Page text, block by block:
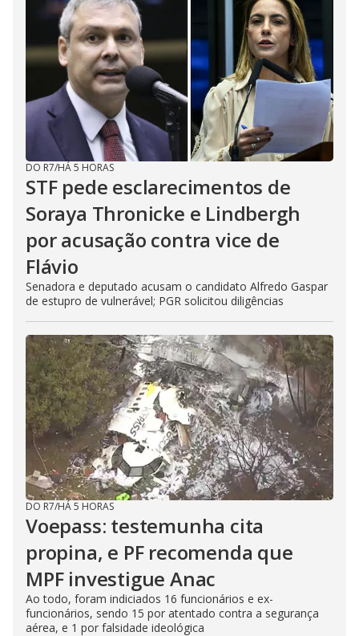
DO R7/HÁ 5 HORAS
STF pede esclarecimentos de
Soraya Thronicke e Lindbergh
por acusação contra vice de
Flávio
Senadora e deputado acusam o candidato Alfredo Gaspar
de estupro de vulnerável; PGR solicitou diligências
DO R7/HÁ 5 HORAS
Voepass: testemunha cita
propina, e PF recomenda que
MPF investigue Anac
Ao todo, foram indiciados 16 funcionários e ex-
funcionários, sendo 15 por atentado contra a segurança
aérea, e 1 por falsidade ideológica